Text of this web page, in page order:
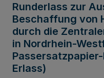
Runderlass zur
Beschaffung von
durch die
in Nordrhein-
Erlass)